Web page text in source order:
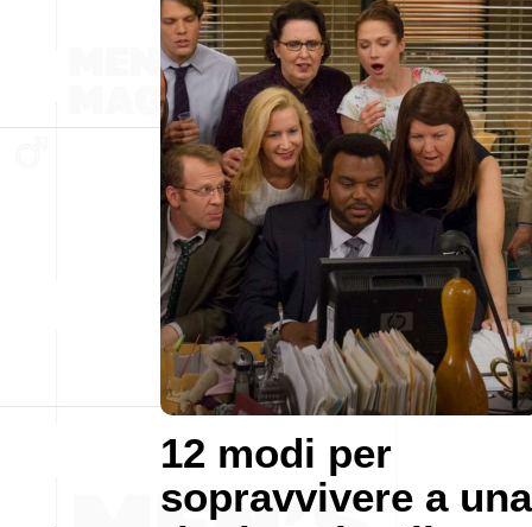
12 modi per
sopravvivere a una